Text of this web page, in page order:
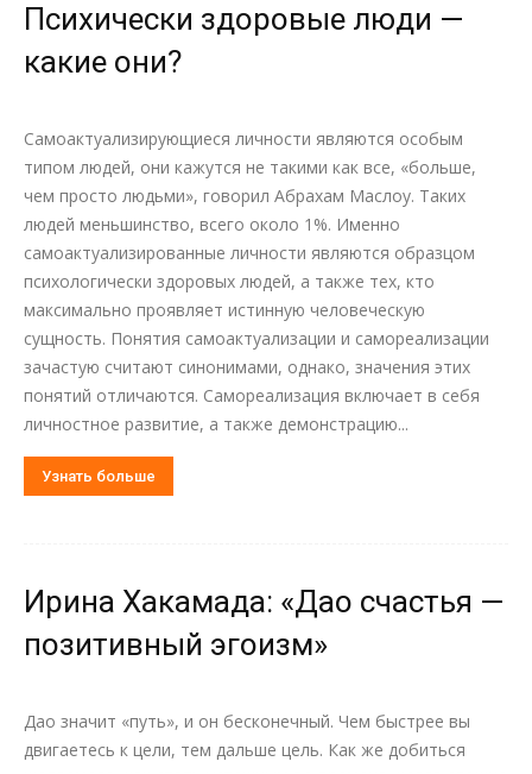
Психически здоровые люди —
какие они?
Самоактуализирующиеся личности являются особым
типом людей, они кажутся не такими как все, «больше,
чем просто людьми», говорил Абрахам Маслоу. Таких
людей меньшинство, всего около 1%. Именно
самоактуализированные личности являются образцом
психологически здоровых людей, а также тех, кто
максимально проявляет истинную человеческую
сущность. Понятия самоактуализации и самореализации
зачастую считают синонимами, однако, значения этих
понятий отличаются. Самореализация включает в себя
личностное развитие, а также демонстрацию...
Узнать больше
Ирина Хакамада: «Дао счастья —
позитивный эгоизм»
Дао значит «путь», и он бесконечный. Чем быстрее вы
двигаетесь к цели, тем дальше цель. Как же добиться